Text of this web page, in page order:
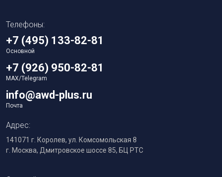
Телефоны:
+7 (495) 133-82-81
Основной
+7 (926) 950-82-81
MAX/Telegram
info@awd-plus.ru
Почта
Адрес:
141071 г. Королев, ул. Комсомольская 8
г. Москва, Дмитровское шоссе 85, БЦ РТС